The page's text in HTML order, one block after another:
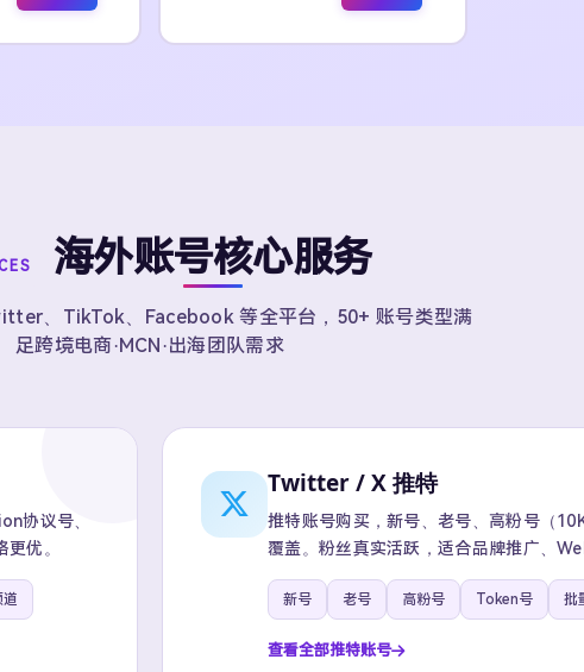
海外账号核心服务
、TikTok、Facebook 等全平台，50+ 账号类型满
足跨境电商·MCN·出海团队需求
协议号、
优。
道
Twitter / X 推特
推特账号购买，新号、老号、高粉号（
覆盖。粉丝真实活跃，适合品牌推广、
新号 老号 高粉号 Token号 批
查看全部推特账号